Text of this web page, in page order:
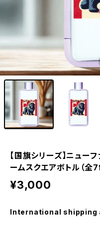
【国旗シリーズ】ニュー
ームスクエアボトル（全7
¥3,000
International shipping